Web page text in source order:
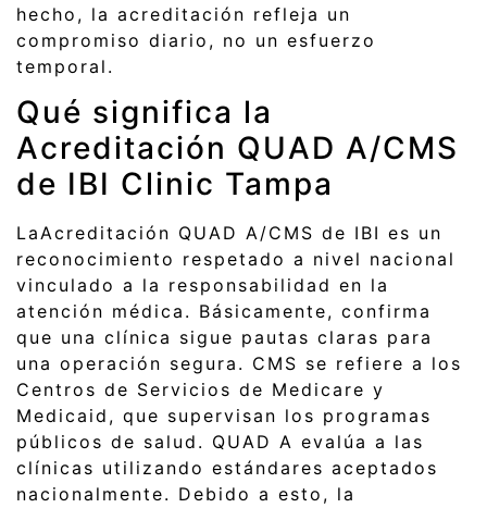
hecho, la acreditación refleja un
compromiso diario, no un esfuerzo
temporal.
Qué significa la
Acreditación QUAD A/CMS
de IBI Clinic Tampa
LaAcreditación QUAD A/CMS de IBI es un
reconocimiento respetado a nivel nacional
vinculado a la responsabilidad en la
atención médica. Básicamente, confirma
que una clínica sigue pautas claras para
una operación segura. CMS se refiere a los
Centros de Servicios de Medicare y
Medicaid, que supervisan los programas
públicos de salud. QUAD A evalúa a las
clínicas utilizando estándares aceptados
nacionalmente. Debido a esto, la